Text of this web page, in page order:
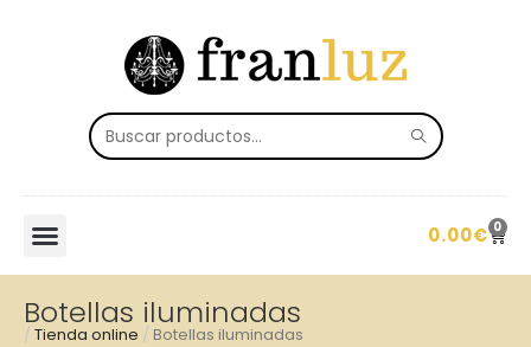
0.00€ 0
Botellas iluminadas
/ Tienda online / Botellas iluminadas